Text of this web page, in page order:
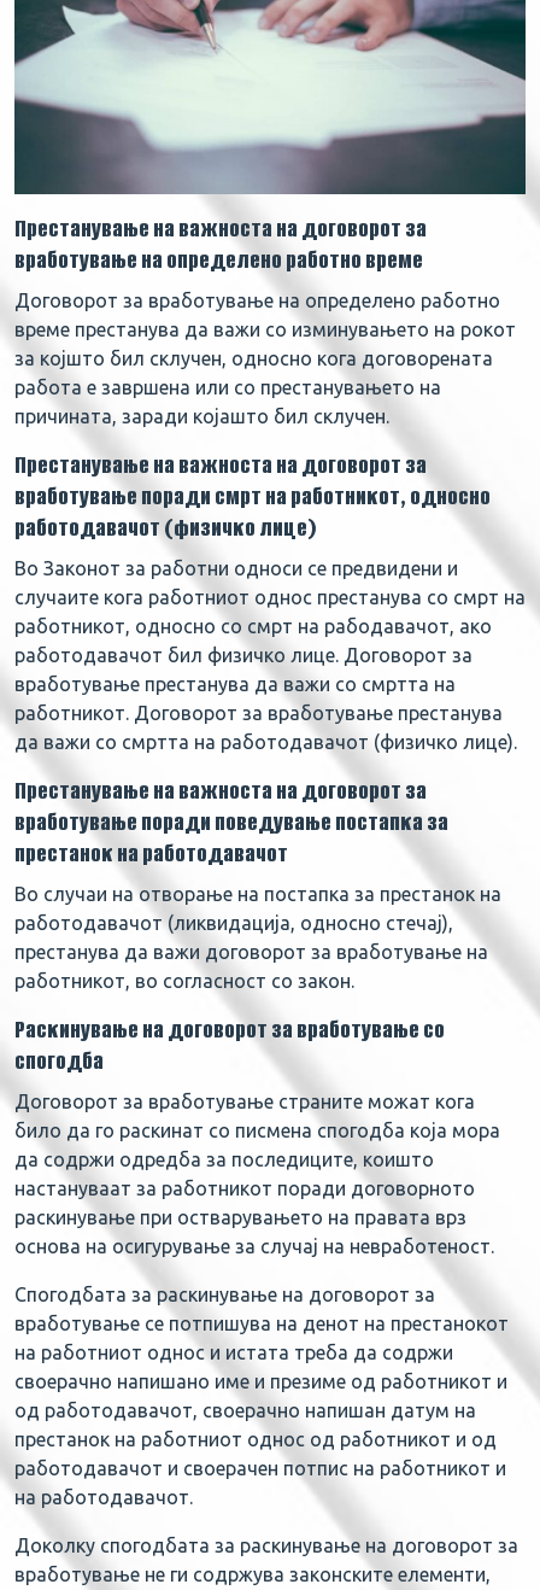
Престанување на важноста на договорот за
вработување на определено работно време
Договорот за вработување на определено работно
време престанува да важи со изминувањето на рокот
за којшто бил склучен, односно кога договорената
работа е завршена или со престанувањето на
причината, заради којашто бил склучен.
Престанување на важноста на договорот за
вработување поради смрт на работникот, односно
работодавачот (физичко лице)
Во Законот за работни односи се предвидени и
случаите кога работниот однос престанува со смрт на
работникот, односно со смрт на рабодавачот, ако
работодавачот бил физичко лице. Договорот за
вработување престанува да важи со смртта на
работникот. Договорот за вработување престанува
да важи со смртта на работодавачот (физичко лице).
Престанување на важноста на договорот за
вработување поради поведување постапка за
престанок на работодавачот
Во случаи на отворање на постапка за престанок на
работодавачот (ликвидација, односно стечај),
престанува да важи договорот за вработување на
работникот, во согласност со закон.
Раскинување на договорот за вработување со
спогодба
Договорот за вработување страните можат кога
било да го раскинат со писмена спогодба која мора
да содржи одредба за последиците, коишто
настануваат за работникот поради договорното
раскинување при остварувањето на правата врз
основа на осигурување за случај на невработеност.
Спогодбата за раскинување на договорот за
вработување се потпишува на денот на престанокот
на работниот однос и истата треба да содржи
своерачно напишано име и презиме од работникот и
од работодавачот, своерачно напишан датум на
престанок на работниот однос од работникот и од
работодавачот и своерачен потпис на работникот и
на работодавачот.
Доколку спогодбата за раскинување на договорот за
вработување не ги содржува законските елементи,